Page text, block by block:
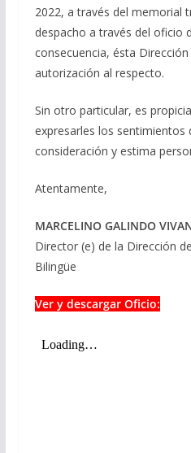
2022, a través del memorial
despacho a través del oficio
consecuencia, ésta
autorización al respecto.
Sin otro particular, es
expresarles los sentimientos
consideración y estima
Atentamente,
MARCELINO GALINDO
Director (e) de la Dirección
Bilingüe
Ver y descargar Oficio: